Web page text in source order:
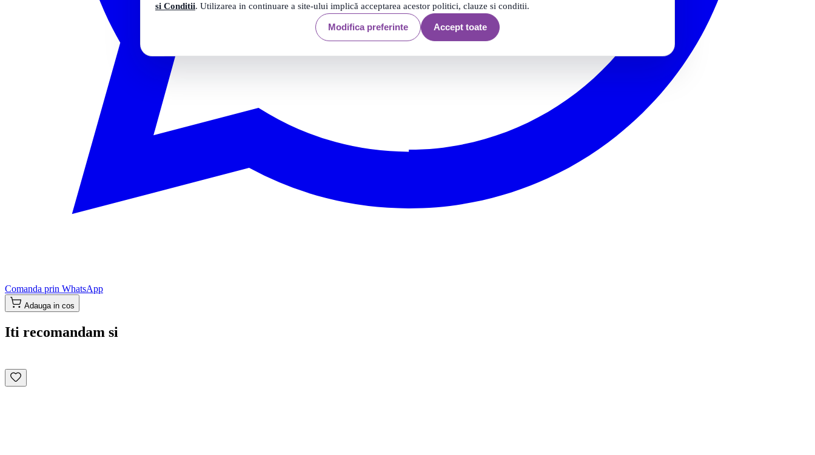
si Conditii. Utilizarea in continuare a site-ului implică acceptarea acestor politici, clauze si conditii.
Modifica preferinte Accept toate
Comanda prin WhatsApp
Adauga in cos
Iti recomandam si